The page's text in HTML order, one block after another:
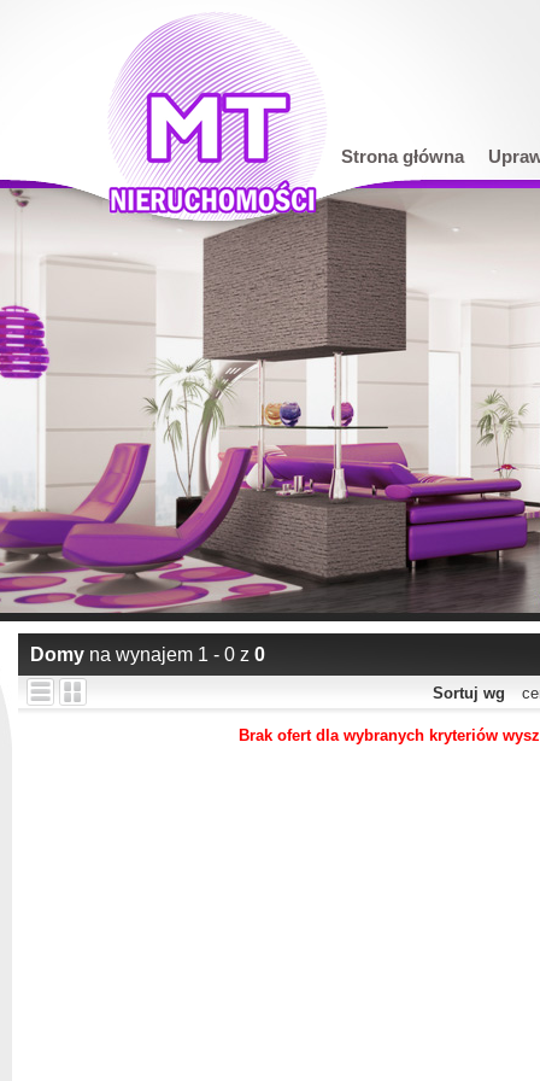
Strona główna
Domy na wynajem 1 - 0 z 0
Sortuj wg
Brak ofert dla wybranych kryteriów